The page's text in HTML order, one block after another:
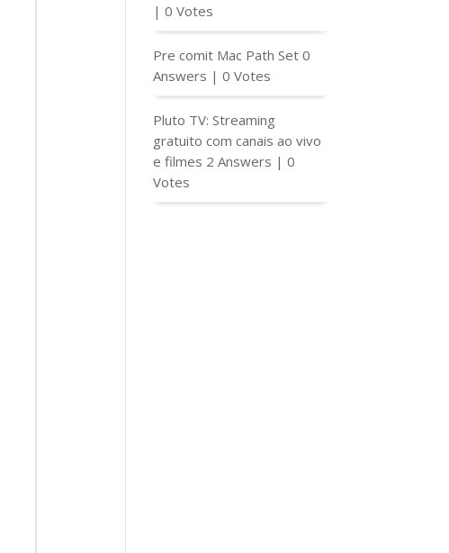
|0 Votes
Pre comit Mac Path Set 0
Answers |0 Votes
Pluto TV: Streaming
gratuito com canais ao vivo
e filmes 2 Answers |0
Votes